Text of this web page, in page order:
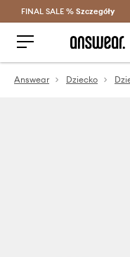
FINAL SALE % Szczegóły
Answear Dziecko